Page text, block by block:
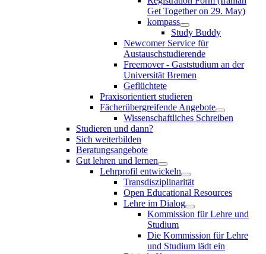
Get Together on 29. May)
kompass
Study Buddy
Newcomer Service für
Austauschstudierende
Freemover - Gaststudium an der
Universität Bremen
Geflüchtete
Praxisorientiert studieren
Fächerübergreifende Angebote
Wissenschaftliches Schreiben
Studieren und dann?
Sich weiterbilden
Beratungsangebote
Gut lehren und lernen
Lehrprofil entwickeln
Transdisziplinarität
Open Educational Resources
Lehre im Dialog
Kommission für Lehre und
Studium
Die Kommission für Lehre
und Studium lädt ein